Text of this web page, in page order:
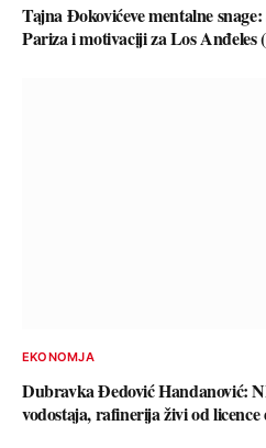
Tajna Đokovićeve mentalne
Pariza i motivaciji za Los
EKONOMJA
Dubravka Đedović Handanović:
vodostaja, rafinerija živi od licence